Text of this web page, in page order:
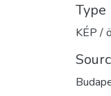
Type
KÉP /